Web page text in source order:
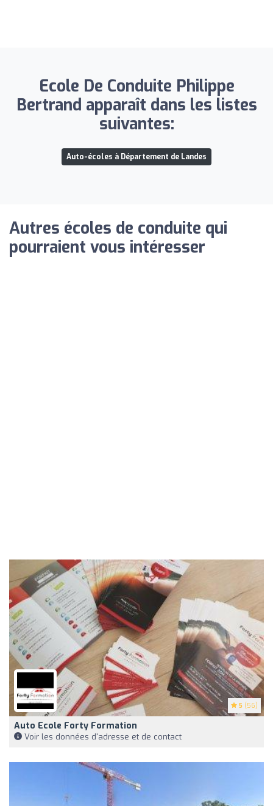
Ecole De Conduite Philippe
Bertrand apparaît dans les listes
suivantes:
Auto-écoles à Département de Landes
Autres écoles de conduite qui
pourraient vous intéresser
5 (56)
Auto Ecole Forty Formation
Voir les données d'adresse et de contact